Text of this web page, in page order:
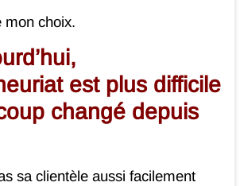
mon choix.
est plus difficile
changé depuis
sa clientèle aussi facilement